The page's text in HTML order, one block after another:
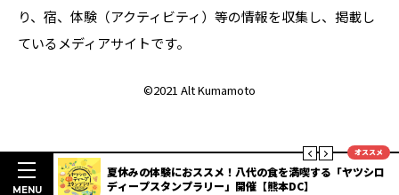
り、宿、体験（アクティビティ）等の情報を収集し、掲載し
ているメディアサイトです。
©2021 Alt Kumamoto
オススメ
む熊本
夏休みの体験におススメ！八代の食を満喫する「ヤツシロ
ディープスタンプラリー」開催【熊本DC】
MENU